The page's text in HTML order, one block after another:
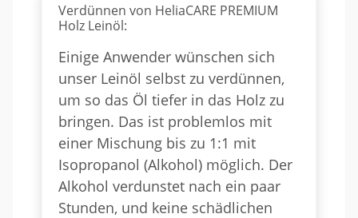
Verdünnen von HeliaCARE PREMIUM
Holz Leinöl:
Einige Anwender wünschen sich
unser Leinöl selbst zu verdünnen,
um so das Öl tiefer in das Holz zu
bringen. Das ist problemlos mit
einer Mischung bis zu 1:1 mit
Isopropanol (Alkohol) möglich. Der
Alkohol verdunstet nach ein paar
Stunden, und keine schädlichen